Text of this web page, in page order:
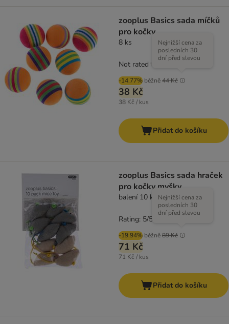
zooplus Basics sada míčků
pro kočky
8 ks
-14.77% běžně44 Kč
Nejnižší cena za
posledních 30
dní před slevou
38 Kč
38 Kč / kus
Not rated
Přidat do košíku
zooplus Basics sada hraček
pro kočky myšky
balení 10 ks
-19.94% běžně89 Kč
Nejnižší cena za
posledních 30
dní před slevou
71 Kč
71 Kč / kus
Rating: 5/5
Přidat do košíku